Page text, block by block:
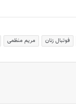
فوتبال زنان مریم منظمی